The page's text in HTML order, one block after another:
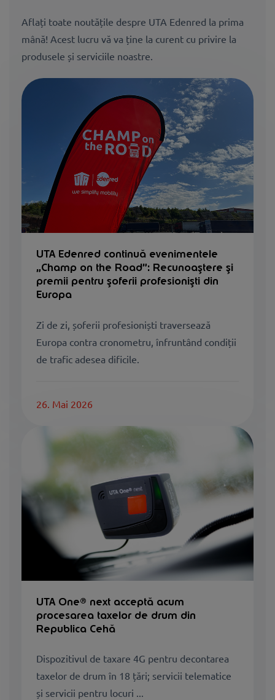
Aflați toate noutățile despre UTA Edenred la prima
mână! Acest lucru vă va ține la curent cu privire la
produsele și serviciile noastre.
UTA Edenred continuă evenimentele
„Champ on the Road”: Recunoaștere și
premii pentru șoferii profesioniști din
Europa
Zi de zi, șoferii profesioniști traversează
Europa contra cronometru, înfruntând condiții
de trafic adesea dificile.
26. Mai 2026
UTA One® next acceptă acum
procesarea taxelor de drum din
Republica Cehă
Dispozitivul de taxare 4G pentru decontarea
taxelor de drum în 18 țări; servicii telematice
și servicii pentru locuri ...